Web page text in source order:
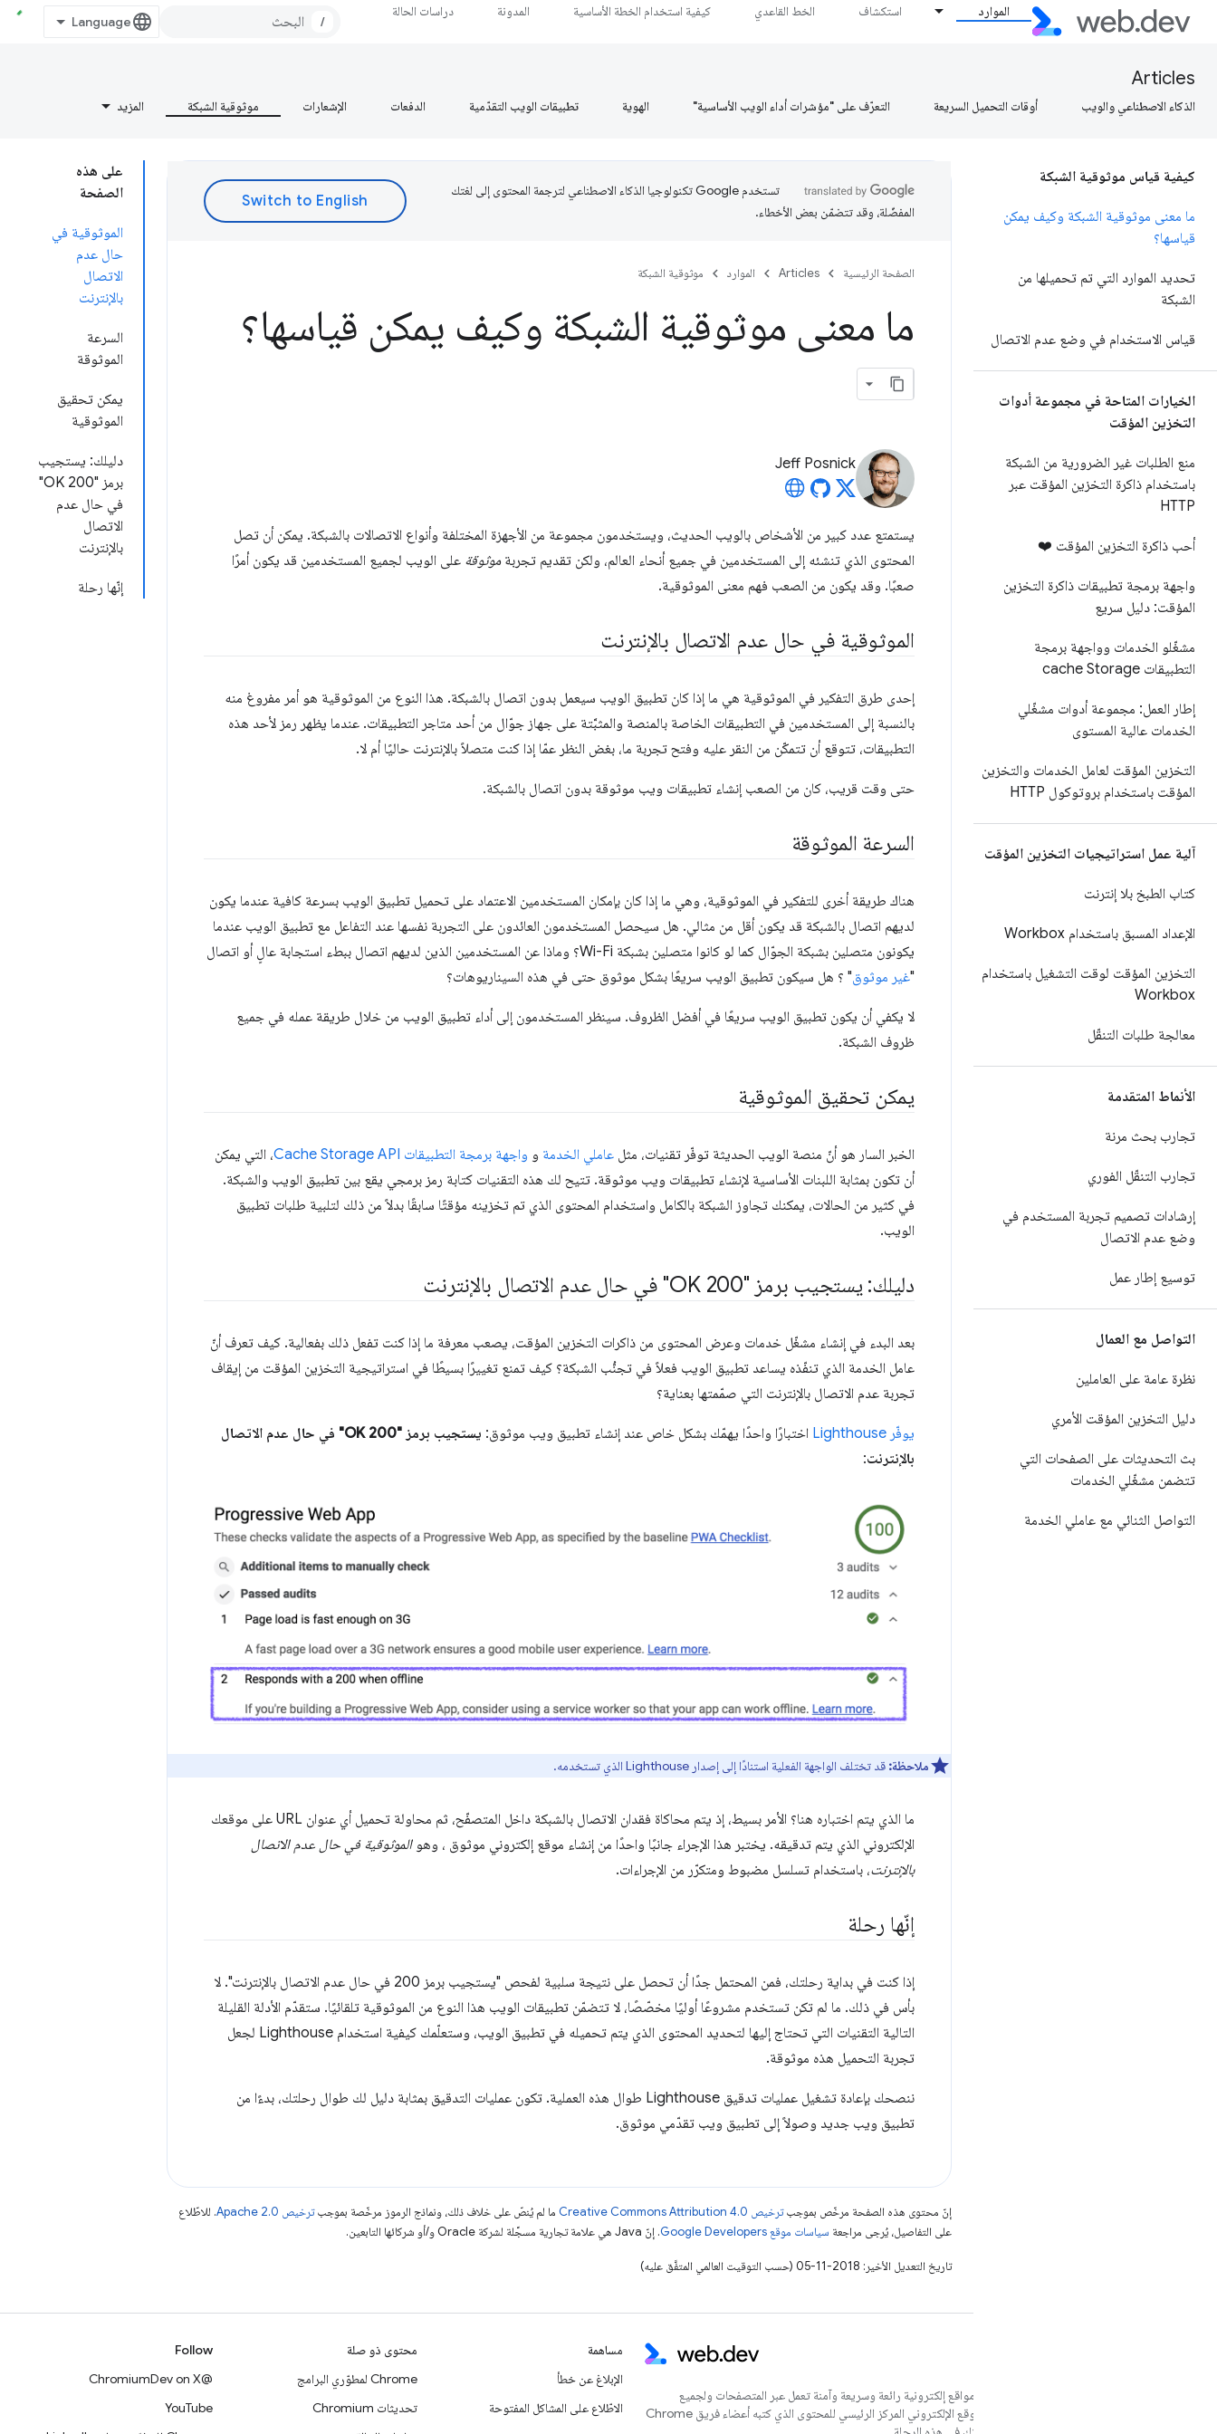
الموارد استكشاف الخط القاعدي كيفية استخدام الخطة الأساسية المدونة دراسات الحالة
/
Articles
الذكاء الاصطناعي والويب أوقات التحميل السريعة التعرّف على "مؤشرات أداء الويب الأساسية" الهوية تطبيقات الويب التقدّمية الدفعات الإشعارات موثوقية الشبكة المزيد
كيفية قياس موثوقية الشبكة
ما معنى موثوقية الشبكة وكيف يمكن
قياسها؟
تحديد الموارد التي تم تحميلها من
الشبكة
قياس الاستخدام في وضع عدم الاتصال
الخيارات المتاحة في مجموعة أدوات
التخزين المؤقت
منع الطلبات غير الضرورية من الشبكة
باستخدام ذاكرة التخزين المؤقت عبر
HTTP
أحب ذاكرة التخزين المؤقت ❤️
واجهة برمجة تطبيقات ذاكرة التخزين
المؤقت: دليل سريع
مشغّلو الخدمات وواجهة برمجة
التطبيقات cache Storage
إطار العمل: مجموعة أدوات مشغّلي
الخدمات عالية المستوى
التخزين المؤقت لعامل الخدمات والتخزين
المؤقت باستخدام بروتوكول HTTP
آلية عمل استراتيجيات التخزين المؤقت
كتاب الطبخ بلا إنترنت
الإعداد المسبق باستخدام Workbox
التخزين المؤقت لوقت التشغيل باستخدام
Workbox
معالجة طلبات التنقّل
الأنماط المتقدمة
تجارب بحث مرنة
تجارب التنقّل الفوري
إرشادات تصميم تجربة المستخدم في
وضع عدم الاتصال
توسيع إطار عمل
التواصل مع العمال
نظرة عامة على العاملين
دليل التخزين المؤقت الأمري
بث التحديثات على الصفحات التي
تتضمن مشغّلي الخدمات
التواصل الثنائي مع عاملي الخدمة
على هذه
الصفحة
الموثوقية في
حال عدم
الاتصال
بالإنترنت
السرعة
الموثوقة
يمكن تحقيق
الموثوقية
دليلك: يستجيب
برمز "200 OK"
في حال عدم
الاتصال
بالإنترنت
إنّها رحلة
تستخدم Google تكنولوجيا الذكاء الاصطناعي لترجمة المحتوى إلى لغتك
المفضّلة، وقد تتضمّن بعض الأخطاء.
الصفحة الرئيسية Articles الموارد موثوقية الشبكة
ما معنى موثوقية الشبكة وكيف يمكن قياسها؟
Jeff Posnick
يستمتع عدد كبير من الأشخاص بالويب الحديث، ويستخدمون مجموعة من الأجهزة المختلفة وأنواع الاتصالات بالشبكة. يمكن أن تصل
المحتوى الذي تنشئه إلى المستخدمين في جميع أنحاء العالم، ولكن تقديم تجربة موثوقة على الويب لجميع المستخدمين قد يكون أمرًا
صعبًا. وقد يكون من الصعب فهم معنى الموثوقية.
الموثوقية في حال عدم الاتصال بالإنترنت
إحدى طرق التفكير في الموثوقية هي ما إذا كان تطبيق الويب سيعمل بدون اتصال بالشبكة. هذا النوع من الموثوقية هو أمر مفروغ منه
بالنسبة إلى المستخدمين في التطبيقات الخاصة بالمنصة والمثبَّتة على جهاز جوّال من أحد متاجر التطبيقات. عندما يظهر رمز لأحد هذه
التطبيقات، تتوقع أن تتمكّن من النقر عليه وفتح تجربة ما، بغض النظر عمّا إذا كنت متصلاً بالإنترنت حاليًا أم لا.
حتى وقت قريب، كان من الصعب إنشاء تطبيقات ويب موثوقة بدون اتصال بالشبكة.
السرعة الموثوقة
هناك طريقة أخرى للتفكير في الموثوقية، وهي ما إذا كان بإمكان المستخدمين الاعتماد على تحميل تطبيق الويب بسرعة كافية عندما يكون
لديهم اتصال بالشبكة قد يكون أقل من مثالي. هل سيحصل المستخدمون العائدون على التجربة نفسها عند التفاعل مع تطبيق الويب عندما
يكونون متصلين بشبكة الجوّال كما لو كانوا متصلين بشبكة Wi-Fi؟ وماذا عن المستخدمين الذين لديهم اتصال ببطء استجابة عالٍ أو اتصال
"غير موثوق" ؟ هل سيكون تطبيق الويب سريعًا بشكل موثوق حتى في هذه السيناريوهات؟
لا يكفي أن يكون تطبيق الويب سريعًا في أفضل الظروف. سينظر المستخدمون إلى أداء تطبيق الويب من خلال طريقة عمله في جميع
ظروف الشبكة.
يمكن تحقيق الموثوقية
الخبر السار هو أنّ منصة الويب الحديثة توفّر تقنيات، مثل عاملي الخدمة و واجهة برمجة التطبيقات Cache Storage API
، التي يمكن
أن تكون بمثابة اللبنات الأساسية لإنشاء تطبيقات ويب موثوقة. تتيح لك هذه التقنيات كتابة رمز برمجي يقع بين تطبيق الويب والشبكة.
في كثير من الحالات، يمكنك تجاوز الشبكة بالكامل واستخدام المحتوى الذي تم تخزينه مؤقتًا سابقًا بدلاً من ذلك لتلبية طلبات تطبيق
الويب.
دليلك: يستجيب برمز "200 OK" في حال عدم الاتصال بالإنترنت
بعد البدء في إنشاء مشغّل خدمات وعرض المحتوى من ذاكرات التخزين المؤقت، يصعب معرفة ما إذا كنت تفعل ذلك بفعالية. كيف تعرف أنّ
عامل الخدمة الذي تنفّذه يساعد تطبيق الويب فعلاً في تجنُّب الشبكة؟ كيف تمنع تغييرًا بسيطًا في استراتيجية التخزين المؤقت من إيقاف
تجربة عدم الاتصال بالإنترنت التي صمّمتها بعناية؟
يوفّر Lighthouse اختبارًا واحدًا يهمّك بشكل خاص عند إنشاء تطبيق ويب موثوق:
يستجيب برمز "200 OK" في حال عدم الاتصال
بالإنترنت:
ملاحظة: قد تختلف الواجهة الفعلية استنادًا إلى إصدار Lighthouse الذي تستخدمه.
ما الذي يتم اختباره هنا؟ الأمر بسيط، إذ يتم محاكاة فقدان الاتصال بالشبكة داخل المتصفّح، ثم محاولة تحميل أي عنوان URL على موقعك
الإلكتروني الذي يتم تدقيقه. يختبر هذا الإجراء جانبًا واحدًا من إنشاء موقع إلكتروني موثوق ، وهوالموثوقية في حال عدم الاتصال
بالإنترنت، باستخدام تسلسل مضبوط ومتكرّر من الإجراءات.
إنّها رحلة
إذا كنت في بداية رحلتك، فمن المحتمل جدًا أن تحصل على نتيجة سلبية لفحص "يستجيب برمز 200 في حال عدم الاتصال بالإنترنت". لا
بأس في ذلك. ما لم تكن تستخدم مشروعًا أوليًا مخصّصًا، لا تتضمّن تطبيقات الويب هذا النوع من الموثوقية تلقائيًا. ستقدّم الأدلة القليلة
التالية التقنيات التي تحتاج إليها لتحديد المحتوى الذي يتم تحميله في تطبيق الويب، وستعلّمك كيفية استخدام Lighthouse لجعل
تجربة التحميل هذه موثوقة.
ننصحك بإعادة تشغيل عمليات تدقيق Lighthouse طوال هذه العملية. تكون عمليات التدقيق بمثابة دليل لك طوال رحلتك، بدءًا من
تطبيق ويب جديد وصولاً إلى تطبيق ويب تقدّمي موثوق.
إنّ محتوى هذه الصفحة مرخّص بموجبترخيص Creative Commons Attribution 4.0‏ ما لم يُنصّ على خلاف ذلك، ونماذج الرموز مرخّصة بموجبترخيص Apache 2.0‏
. للاطّلاع
على التفاصيل، يُرجى مراجعة سياسات موقع Google Developers‏ . إنّ Java هي علامة تجارية مسجَّلة لشركة Oracle و/أو شركائها التابعين.
تاريخ التعديل الأخير: 2018-11-05 (حسب التوقيت العالمي المتفَّق عليه)
نريد مساعدتك في إنشاء مواقع إلكترونية رائعة وسريعة وآمنة تعمل عبر المتصفحات ولجميع
المستخدمين. يُعدّ هذا الموقع الإلكتروني المركز الرئيسي للمحتوى الذي كتبه أعضاء فريق Chrome
مساهمة
الإبلاغ عن خطأ
الاطّلاع على المشاكل المفتوحة
محتوى ذو صلة
Chrome لمطوّري البرامج
تحديثات Chromium
Follow
@ChromiumDev on X
YouTube